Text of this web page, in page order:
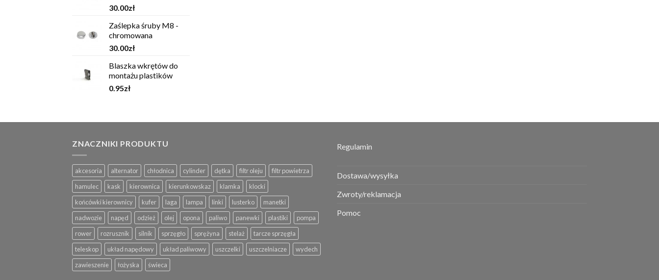
30.00zł
Zaślepka śruby M8 -
chromowana
30.00zł
Blaszka wkrętów do
montażu plastików
0.95zł
ZNACZNIKI PRODUKTU
akcesoria alternator chłodnica cylinder dętka filtr oleju
filtr powietrza
hamulec
kask kierownica kierunkowskaz klamka
klocki
końcówki kierownicy
kufer laga lampa linki lusterko
manetki
nadwozie
napęd odzież olej opona paliwo panewki plastiki
pompa
rower
rozrusznik silnik sprzęgło sprężyna stelaż
tarcze sprzęgła
teleskop
układ napędowy układ paliwowy uszczelki uszczelniacze
wydech
zawieszenie
łożyska świeca
Regulamin
Dostawa/wysyłka
Zwroty/reklamacja
Pomoc